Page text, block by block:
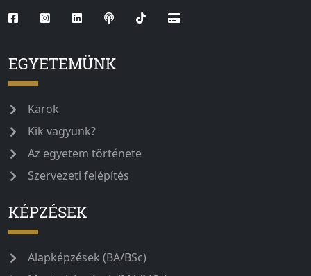
EGYETEMÜNK
Karok
Kik vagyunk?
Az egyetem története
Szervezeti felépítés
KÉPZÉSEK
Alapképzések (BA/BSc)